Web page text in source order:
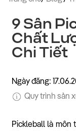
9 Sân
Chất
Chi Tiết
Ngày đăng:
Quy trình sản
Pickleball là môn